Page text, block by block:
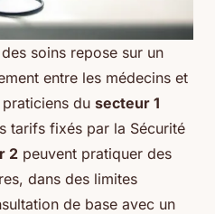
soins repose sur un
entre les médecins et
praticiens du secteur 1
tarifs fixés par la Sécurité
2 peuvent pratiquer des
dans des limites
de base avec un